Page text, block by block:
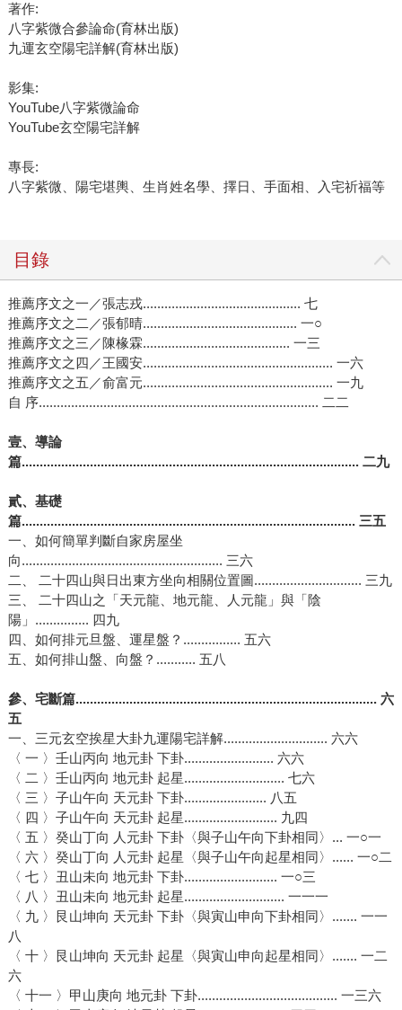
著作:
八字紫微合參論命(育林出版)
九運玄空陽宅詳解(育林出版)
影集:
YouTube八字紫微論命
YouTube玄空陽宅詳解
專長:
八字紫微、陽宅堪輿、生肖姓名學、擇日、手面相、入宅祈福等
目錄
推薦序文之一／張志戎............................................ 七
推薦序文之二／張郁晴........................................... 一○
推薦序文之三／陳椽霖......................................... 一三
推薦序文之四／王國安..................................................... 一六
推薦序文之五／俞富元..................................................... 一九
自 序.............................................................................. 二二
壹、導論
篇.............................................................................................. 二九
貳、基礎
篇............................................................................................. 三五
一、如何簡單判斷自家房屋坐
向........................................................ 三六
二、 二十四山與日出東方坐向相關位置圖.............................. 三九
三、 二十四山之「天元龍、地元龍、人元龍」與「陰
陽」............... 四九
四、如何排元旦盤、運星盤？................ 五六
五、如何排山盤、向盤？........... 五八
參、宅斷篇.................................................................................... 六
五
一、三元玄空挨星大卦九運陽宅詳解............................. 六六
〈 一 〉壬山丙向 地元卦 下卦......................... 六六
〈 二 〉壬山丙向 地元卦 起星............................ 七六
〈 三 〉子山午向 天元卦 下卦....................... 八五
〈 四 〉子山午向 天元卦 起星.......................... 九四
〈 五 〉癸山丁向 人元卦 下卦〈與子山午向下卦相同〉... 一○一
〈 六 〉癸山丁向 人元卦 起星〈與子山午向起星相同〉...... 一○二
〈 七 〉丑山未向 地元卦 下卦.......................... 一○三
〈 八 〉丑山未向 地元卦 起星............................ 一一一
〈 九 〉艮山坤向 天元卦 下卦〈與寅山申向下卦相同〉....... 一一
八
〈 十 〉艮山坤向 天元卦 起星〈與寅山申向起星相同〉....... 一二
六
〈 十一 〉甲山庚向 地元卦 下卦....................................... 一三六